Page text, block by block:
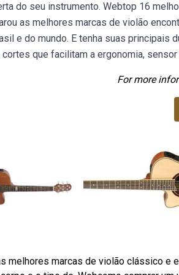
do seu instrumento. Webtop 16
as melhores marcas de violão
e do mundo. E tenha suas principais
cortes que facilitam a ergonomia,
For more
melhores marcas de violão clássico e